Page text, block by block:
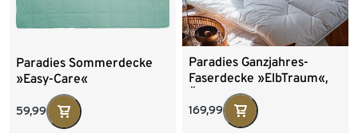
Paradies Sommerdecke
»Easy-Care«
59,99
Paradies Ganzjahres-
Faserdecke »ElbTraum«,
Übergröße
169,99